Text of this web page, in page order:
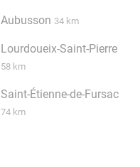
Aubusson 34 km
Lourdoueix-Saint-Pierre
58 km
Saint-Étienne-de-Fursac
74 km